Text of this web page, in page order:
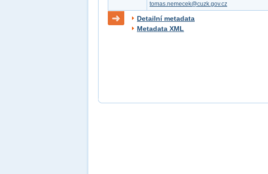
tomas.nemecek@cuzk.gov.cz
Detailní metadata
Metadata XML